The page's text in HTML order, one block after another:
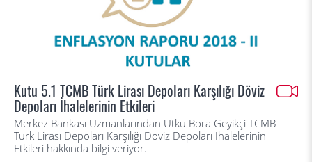
Kutu 5.1 TCMB Türk Lirası Depoları Karşılığı Döviz
Depoları İhalelerinin Etkileri
Merkez Bankası Uzmanlarından Utku Bora Geyikçi TCMB
Türk Lirası Depoları Karşılığı Döviz Depoları İhalelerinin
Etkileri hakkında bilgi veriyor.